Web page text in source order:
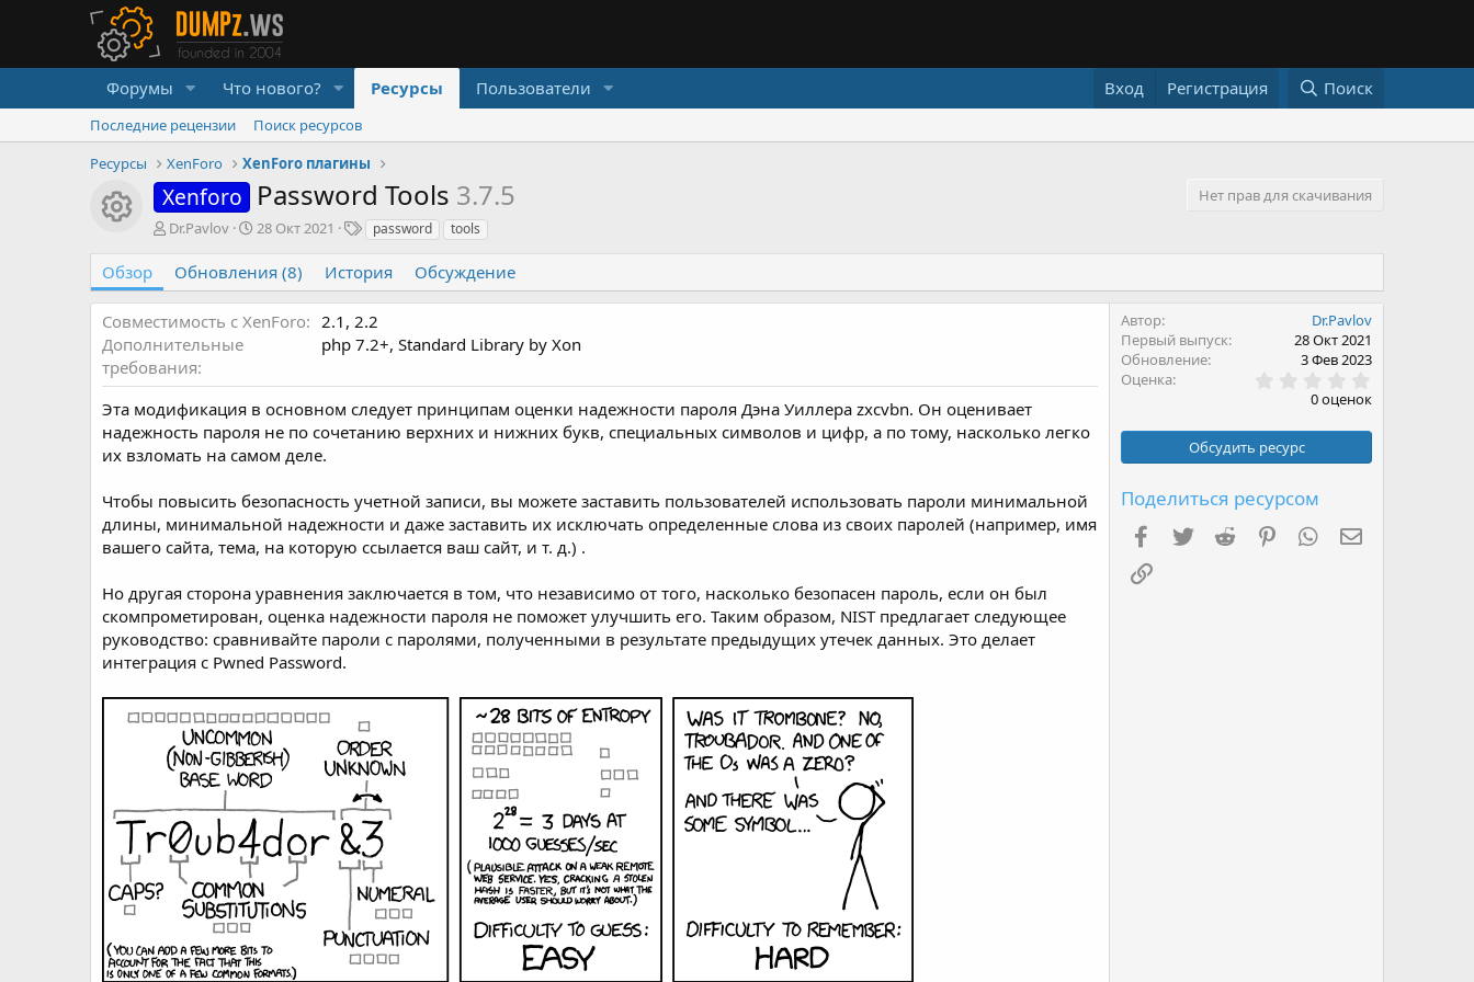
Форумы Что нового? Ресурсы Пользователи Вход Регистрация Поиск
Последние рецензии
Поиск ресурсов
Ресурсы
XenForo XenForo плагины
Иконка ресурса
Xenforo Password Tools 3.7.5
Нет прав для скачивания
А
о
р
Dr.Pavlov
Д
т
а
с
о
а
н
я
28 Окт 2021
Т
г
и
password tools
Обзор Обновления (8) История Обсуждение
Совместимость с XenForo 2.1 2.2
Дополнительные
требования
php 7.2+, Standard Library by Xon
Эта модификация в основном следует принципам оценки надежности пароля Дэна Уиллера zxcvbn. Он оценивает
надежность пароля не по сочетанию верхних и нижних букв, специальных символов и цифр, а по тому, насколько легко
их взломать на самом деле.
Чтобы повысить безопасность учетной записи, вы можете заставить пользователей использовать пароли минимальной
длины, минимальной надежности и даже заставить их исключать определенные слова из своих паролей (например, имя
вашего сайта, тема, на которую ссылается ваш сайт, и т. д.) .
Но другая сторона уравнения заключается в том, что независимо от того, насколько безопасен пароль, если он был
скомпрометирован, оценка надежности пароля не поможет улучшить его. Таким образом, NIST предлагает следующее
руководство: сравнивайте пароли с паролями, полученными в результате предыдущих утечек данных. Это делает
интеграция с Pwned Password.
Автор
Dr.Pavlov
Первый выпуск
28 Окт 2021
Обновление
3 Фев 2023
Оценка
.
0
0
в
0 оценок
Обсудить ресурс
Поделиться ресурсом
Facebook
Twitter Reddit PinterestWhatsApp